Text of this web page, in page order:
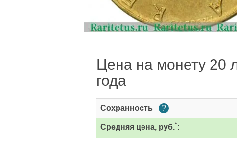
Цена на монету 20
года
Сохранность ?
Средняя цена, руб.*: